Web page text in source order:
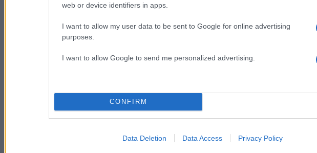
web or device identifiers in apps.
I want to allow my user data to be sent to Google for online advertising
purposes.
I want to allow Google to send me personalized advertising.
CONFIRM
Data Deletion Data Access Privacy Policy